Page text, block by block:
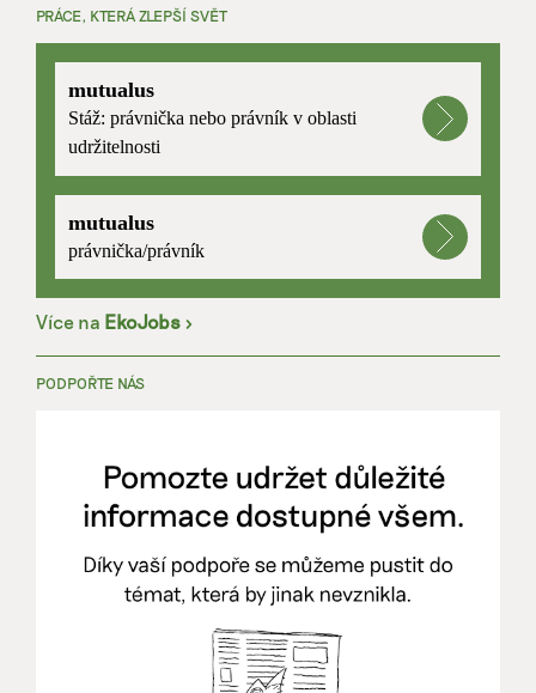
PRÁCE, KTERÁ ZLEPŠÍ SVĚT
mutualus
Stáž: právnička nebo právník v oblasti
udržitelnosti
mutualus
právnička/právník
Více na EkoJobs >
PODPOŘTE NÁS